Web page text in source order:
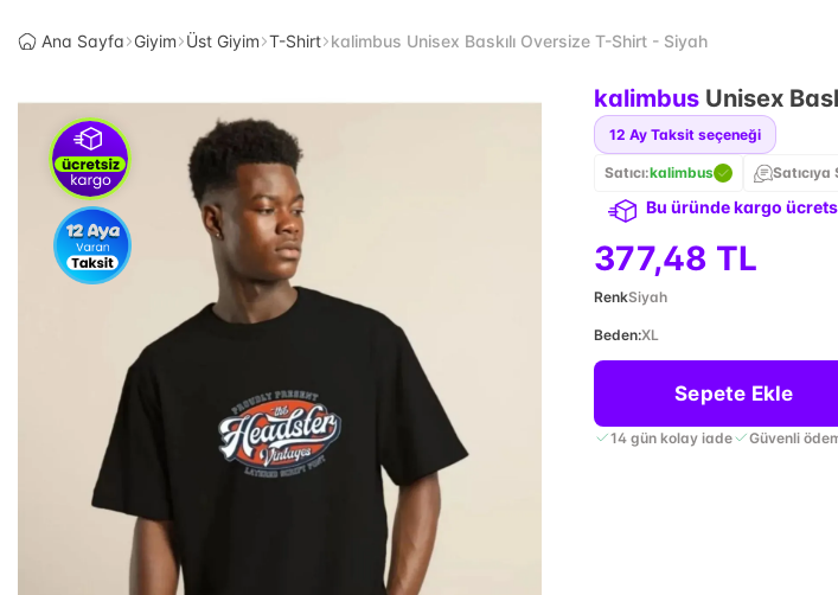
Ana Sayfa Giyim Üst Giyim T-Shirt kalimbus Unisex Baskılı Oversize T-Shirt - Siyah
kalimbus Unisex
12 Ay Taksit seçeneği
Satıcı:kalimbus Satıcıya
Bu üründe kargo
377,48 TL
RenkSiyah
Beden:XL
Sepete Ekle
14 gün kolay iade Güvenli